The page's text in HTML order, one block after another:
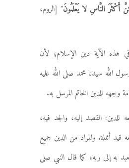
أَكْثَرَ النَّاسِ لا يَعْلَمُونَ” [الروم،
هذه الآية دين الإسلام؛ لأن
الله سيدنا محمد صلى الله عليه
وجهه للدين الخاتم المرسل به.
للدين: القصد إليه، والجد فيه،
أنملة. والمراد من الدين جميع
به إلى ربه، كما قال النبي صلى